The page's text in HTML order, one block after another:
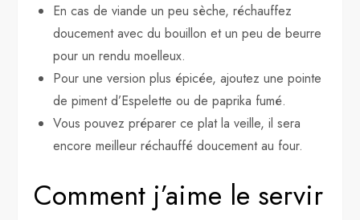
En cas de viande un peu sèche, réchauffez
doucement avec du bouillon et un peu de beurre
pour un rendu moelleux.
Pour une version plus épicée, ajoutez une pointe
de piment d’Espelette ou de paprika fumé.
Vous pouvez préparer ce plat la veille, il sera
encore meilleur réchauffé doucement au four.
Comment j’aime le servir